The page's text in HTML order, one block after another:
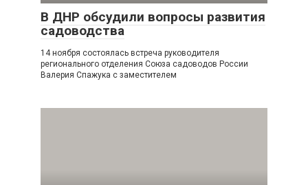
В ДНР обсудили вопросы развития
садоводства
14 ноября состоялась встреча руководителя
регионального отделения Союза садоводов России
Валерия Спажука с заместителем